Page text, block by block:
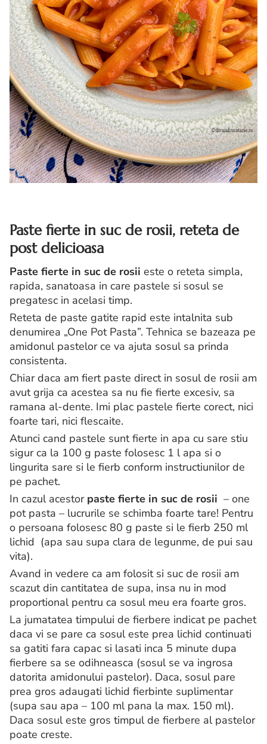
Paste fierte in suc de rosii, reteta de
post delicioasa
Paste fierte in suc de rosii este o reteta simpla,
rapida, sanatoasa in care pastele si sosul se
pregatesc in acelasi timp.
Reteta de paste gatite rapid este intalnita sub
denumirea „One Pot Pasta”. Tehnica se bazeaza pe
amidonul pastelor ce va ajuta sosul sa prinda
consistenta.
Chiar daca am fiert paste direct in sosul de rosii am
avut grija ca acestea sa nu fie fierte excesiv, sa
ramana al-dente. Imi plac pastele fierte corect, nici
foarte tari, nici flescaite.
Atunci cand pastele sunt fierte in apa cu sare stiu
sigur ca la 100 g paste folosesc 1 l apa si o
lingurita sare si le fierb conform instructiunilor de
pe pachet.
In cazul acestor paste fierte in suc de rosii – one
pot pasta – lucrurile se schimba foarte tare! Pentru
o persoana folosesc 80 g paste si le fierb 250 ml
lichid (apa sau supa clara de legunme, de pui sau
vita).
Avand in vedere ca am folosit si suc de rosii am
scazut din cantitatea de supa, insa nu in mod
proportional pentru ca sosul meu era foarte gros.
La jumatatea timpului de fierbere indicat pe pachet
daca vi se pare ca sosul este prea lichid continuati
sa gatiti fara capac si lasati inca 5 minute dupa
fierbere sa se odihneasca (sosul se va ingrosa
datorita amidonului pastelor). Daca, sosul pare
prea gros adaugati lichid fierbinte suplimentar
(supa sau apa – 100 ml pana la max. 150 ml).
Daca sosul este gros timpul de fierbere al pastelor
poate creste.